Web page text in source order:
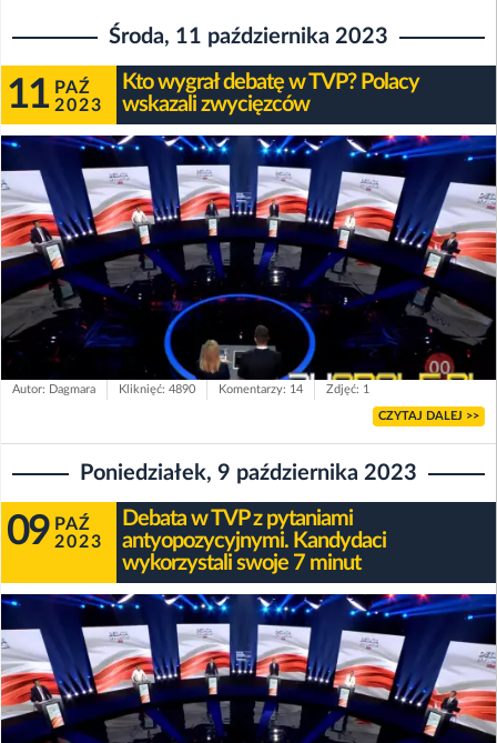
Środa, 11 października 2023
11 PAŹ
2023
Kto wygrał debatę w TVP? Polacy
wskazali zwycięzców
Autor: Dagmara Kliknięć: 4890 Komentarzy: 14 Zdjęć: 1
CZYTAJ DALEJ >>
Poniedziałek, 9 października 2023
09 PAŹ
2023
Debata w TVP z pytaniami
antyopozycyjnymi. Kandydaci
wykorzystali swoje 7 minut